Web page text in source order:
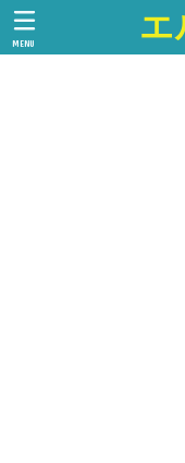
エ
MENU